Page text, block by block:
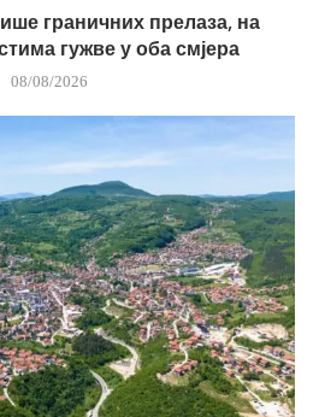
граничних прелаза, на
гужве у оба смјера
08/08/2026